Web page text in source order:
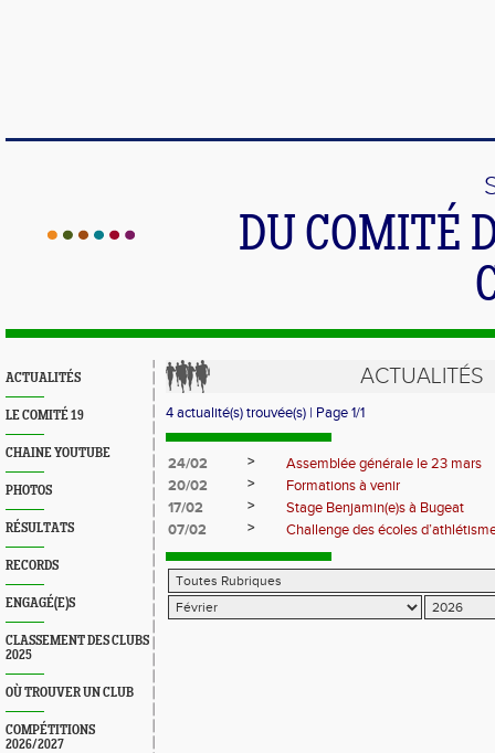
DU COMITÉ
ACTUALITÉS
LE COMITÉ 19
CHAINE YOUTUBE
PHOTOS
RÉSULTATS
RECORDS
ENGAGÉ(E)S
CLASSEMENT DES CLUBS
2025
OÙ TROUVER UN CLUB
COMPÉTITIONS
2026/2027
ACTUALITÉS
4 actualité(s) trouvée(s) | Page 1/1
24/02 >
Assemblée générale le 23 mars
20/02
>
Formations à venir
17/02
>
Stage Benjamin(e)s à Bugeat
07/02
> Challenge des écoles